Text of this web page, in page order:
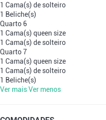
1 Cama(s) de solteiro
1 Beliche(s)
Quarto 6
1 Cama(s) queen size
1 Cama(s) de solteiro
Quarto 7
1 Cama(s) queen size
1 Cama(s) de solteiro
1 Beliche(s)
Ver maisVer menos